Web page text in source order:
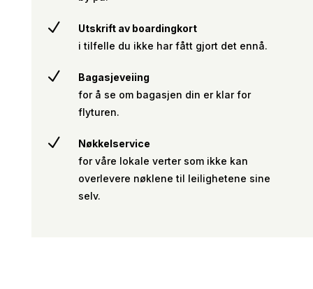
N
Utskrift av boardingkort
i tilfelle du ikke har fått gjort det ennå.
N
Bagasjeveiing
for å se om bagasjen din er klar for
flyturen.
N
Nøkkelservice
for våre lokale verter som ikke kan
overlevere nøklene til leilighetene sine
selv.